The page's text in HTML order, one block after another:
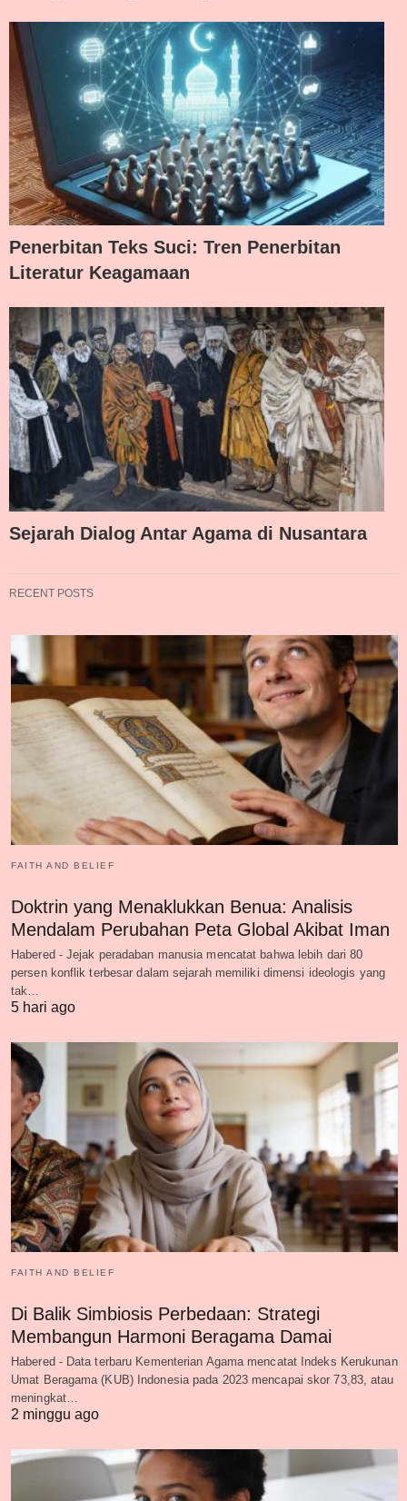
Penerbitan Teks Suci: Tren Penerbitan
Literatur Keagamaan
Sejarah Dialog Antar Agama di Nusantara
RECENT POSTS
FAITH AND BELIEF
Doktrin yang Menaklukkan Benua: Analisis
Mendalam Perubahan Peta Global Akibat Iman
Habered - Jejak peradaban manusia mencatat bahwa lebih dari 80
persen konflik terbesar dalam sejarah memiliki dimensi ideologis yang
tak…
5 hari ago
FAITH AND BELIEF
Di Balik Simbiosis Perbedaan: Strategi
Membangun Harmoni Beragama Damai
Habered - Data terbaru Kementerian Agama mencatat Indeks Kerukunan
Umat Beragama (KUB) Indonesia pada 2023 mencapai skor 73,83, atau
meningkat…
2 minggu ago